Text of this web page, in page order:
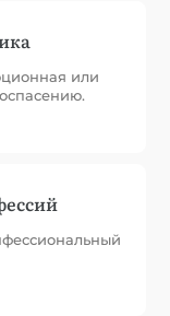
или